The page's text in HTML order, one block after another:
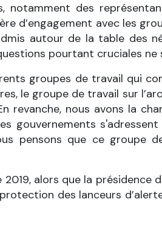
notamment des
d’engagement avec les
autour de la table des
pourtant cruciales
groupes de travail qui
le groupe de travail sur
revanche, nous avons la
gouvernements
pensons que ce
alors que la
des lanceurs